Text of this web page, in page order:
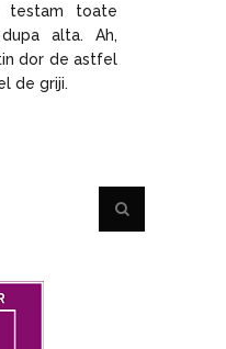
testam toate
alta. Ah,
dor de astfel
de griji.